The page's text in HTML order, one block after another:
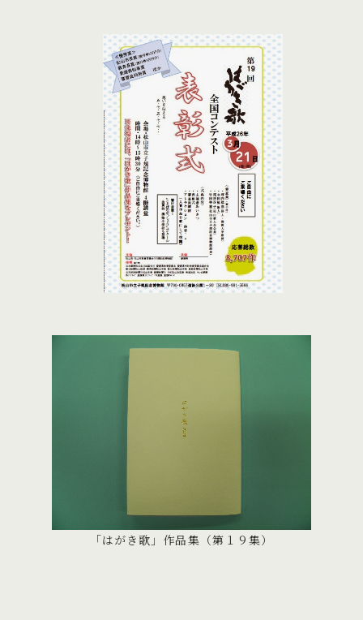
「はがき歌」作品集（第１９集）